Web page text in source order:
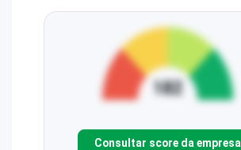
Consultar score da empresa